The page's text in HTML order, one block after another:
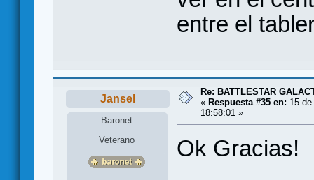
entre el
Jansel
Baronet
Veterano
Re: BATTLESTAR
« Respuesta #35 en: 15
18:58:01 »
Ok Gracias!